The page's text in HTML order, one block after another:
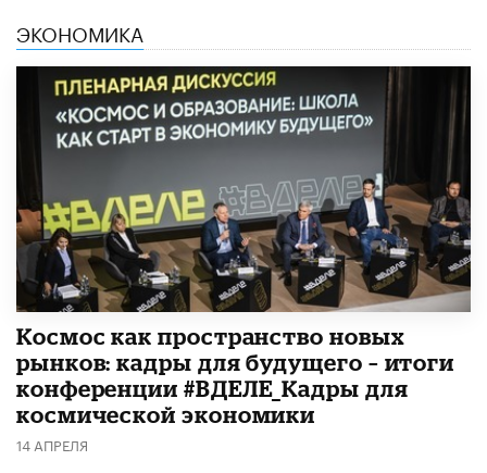
ЭКОНОМИКА
Космос как пространство новых
рынков: кадры для будущего – итоги
конференции #ВДЕЛЕ_Кадры для
космической экономики
14 АПРЕЛЯ